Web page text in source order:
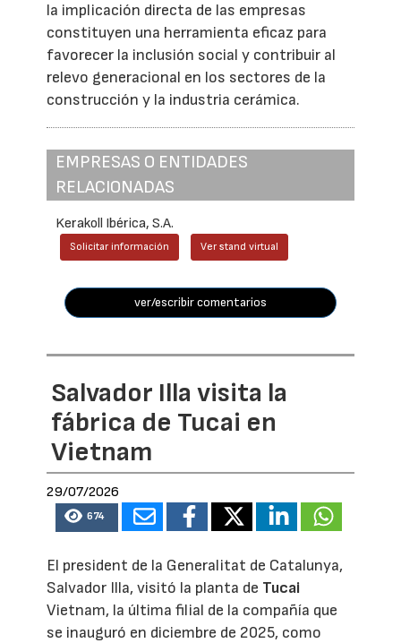
la implicación directa de las empresas
constituyen una herramienta eficaz para
favorecer la inclusión social y contribuir al
relevo generacional en los sectores de la
construcción y la industria cerámica.
EMPRESAS O ENTIDADES
RELACIONADAS
Kerakoll Ibérica, S.A.
Solicitar información Ver stand virtual
ver/escribir comentarios
Salvador Illa visita la
fábrica de Tucai en
Vietnam
29/07/2026
674
El president de la Generalitat de Catalunya,
Salvador Illa, visitó la planta de Tucai
Vietnam, la última filial de la compañía que
se inauguró en diciembre de 2025, como